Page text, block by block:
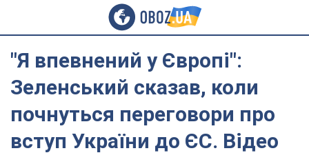
"Я впевнений у Європі":
Зеленський сказав, коли
почнуться переговори про
вступ України до ЄС. Відео